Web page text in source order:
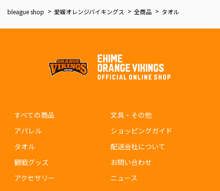
bleague shop 愛媛オレンジバイキングス 全商品 タオル
EHIME
ORANGE VIKINGS
OFFICIAL ONLINE SHOP
すべての商品
アパレル
タオル
観戦グッズ
アクセサリー
文具・その他
ショッピングガイド
配送会社について
お問い合わせ
ニュース